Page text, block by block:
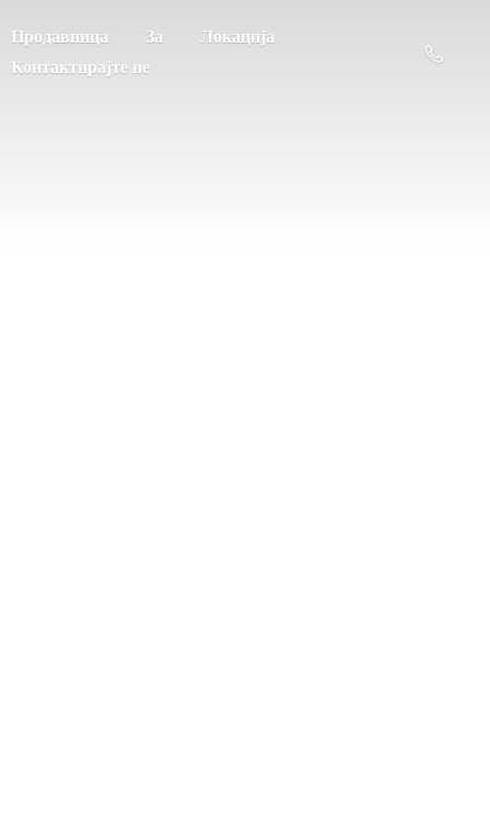
Продавница За
Локација
Контактирајте не